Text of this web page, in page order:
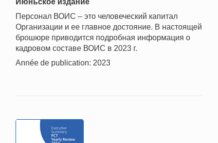
Персонал ВОИС – это человеческий капитал
Организации и ее главное достояние. В настоящей
брошюре приводится подробная информация о
кадровом составе ВОИС в 2023 г.
Année de publication: 2023